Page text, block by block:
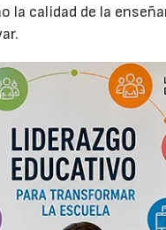
la calidad de la